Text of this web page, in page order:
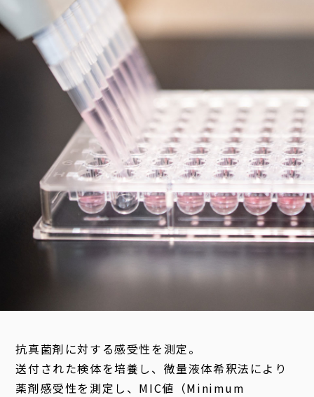
抗真菌剤に対する感受性を測定。
送付された検体を培養し、微量液体希釈法により
薬剤感受性を測定し、MIC値（Minimum